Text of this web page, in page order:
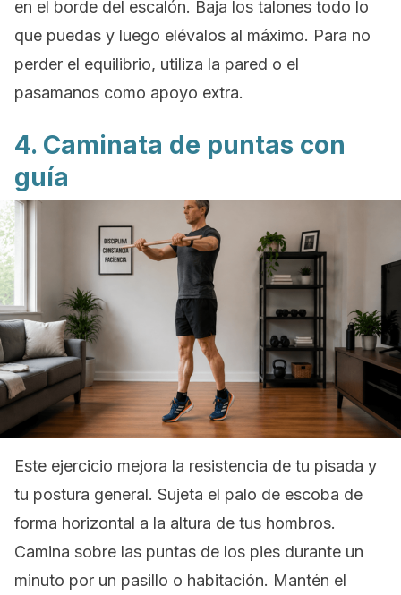
en el borde del escalón. Baja los talones todo lo
que puedas y luego elévalos al máximo. Para no
perder el equilibrio, utiliza la pared o el
pasamanos como apoyo extra.
4. Caminata de puntas con
guía
Este ejercicio mejora la resistencia de tu pisada y
tu postura general. Sujeta el palo de escoba de
forma horizontal a la altura de tus hombros.
Camina sobre las puntas de los pies durante un
minuto por un pasillo o habitación. Mantén el